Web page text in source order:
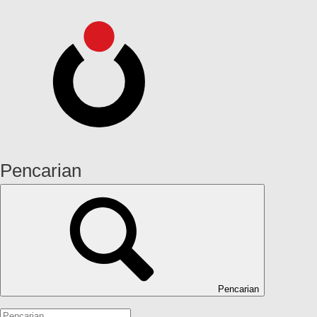
Pencarian
Pencarian